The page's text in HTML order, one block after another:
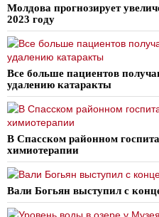
Молдова прогнозирует
2023 году
Все больше пациентов
удалению катаракты
В Спасском районном
химиотерапии
Вали Богьян выступил с